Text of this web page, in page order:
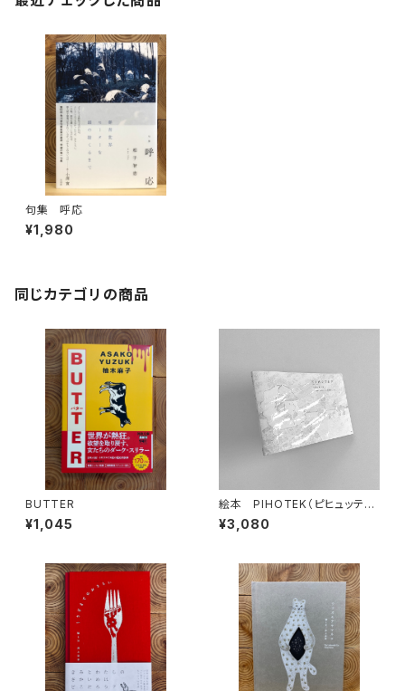
句集 呼応
¥1,980
同じカテゴリの商品
BUTTER
¥1,045
絵本 PIHOTEK（ピヒュッティ）
北極を風と歩く
¥3,080